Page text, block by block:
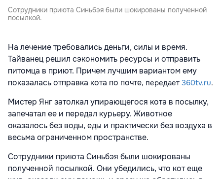
Сотрудники приюта Синьбэя были шокированы полученной
посылкой.
На лечение требовались деньги, силы и время.
Тайванец решил сэкономить ресурсы и отправить
питомца в приют. Причем лучшим вариантом ему
показалась отправка кота по почте, передает 360tv.ru.
Мистер Янг затолкал упирающегося кота в посылку,
запечатал ее и передал курьеру. Животное
оказалось без воды, еды и практически без воздуха в
весьма ограниченном пространстве.
Сотрудники приюта Синьбэя были шокированы
полученной посылкой. Они убедились, что кот еще